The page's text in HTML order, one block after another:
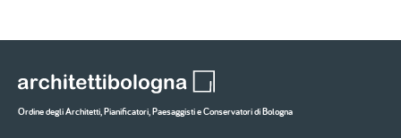
Ordine degli Architetti, Pianificatori, Paesaggisti e Conservatori di Bologna